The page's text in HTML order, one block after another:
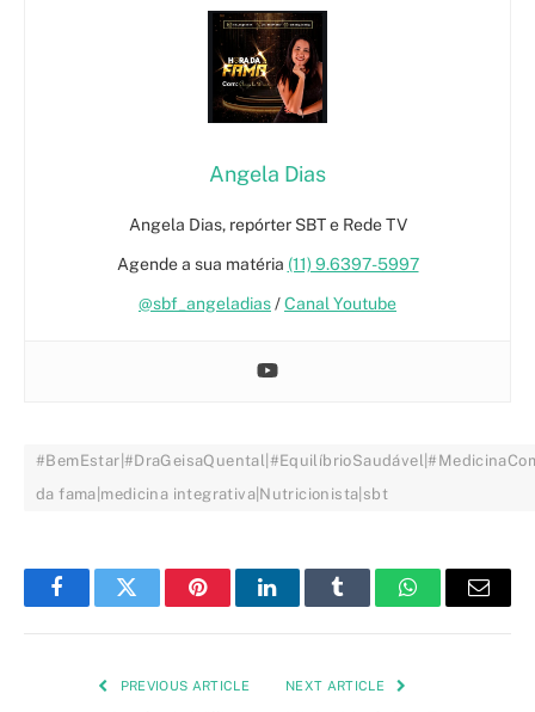
Angela Dias
Angela Dias, repórter SBT e Rede TV
Agende a sua matéria (11) 9.6397-5997
@sbf_angeladias/Canal Youtube
da fama|medicina integrativa|Nutricionista|sbt
FacebookTwitter PinterestLinkedInTumblr WhatsAppEmail
PREVIOUS ARTICLE NEXT ARTICLE